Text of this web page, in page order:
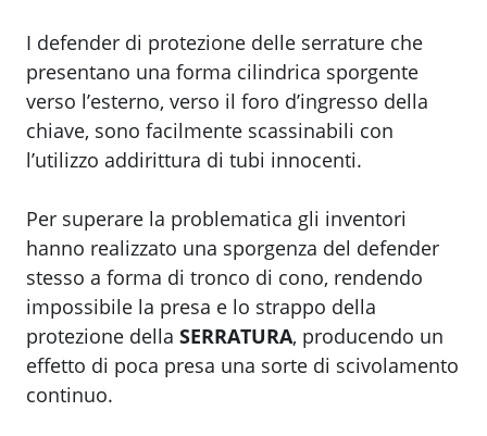
I defender di protezione delle serrature che
presentano una forma cilindrica sporgente
verso l’esterno, verso il foro d’ingresso della
chiave, sono facilmente scassinabili con
l’utilizzo addirittura di tubi innocenti.
Per superare la problematica gli inventori
hanno realizzato una sporgenza del defender
stesso a forma di tronco di cono, rendendo
impossibile la presa e lo strappo della
protezione della SERRATURA, producendo un
effetto di poca presa una sorte di scivolamento
continuo.